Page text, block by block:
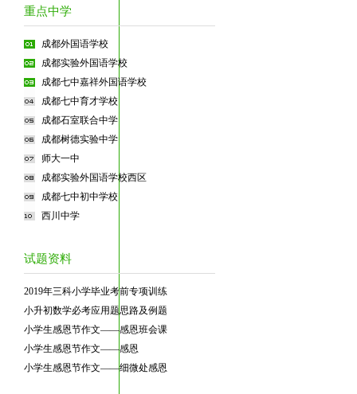
重点中学
成都外国语学校
成都实验外国语学校
成都七中嘉祥外国语学校
成都七中育才学校
成都石室联合中学
成都树德实验中学
师大一中
成都实验外国语学校西区
成都七中初中学校
西川中学
试题资料
2019年三科小学毕业考前专项训练
小升初数学必考应用题思路及例题
小学生感恩节作文——感恩班会课
小学生感恩节作文——感恩
小学生感恩节作文——细微处感恩